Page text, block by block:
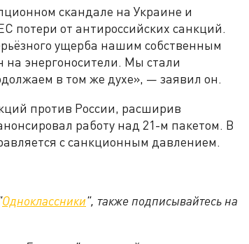
скандале на Украине и
потери от антироссийских санкций.
ущерба нашим собственным
на энергоносители. Мы стали
в том же духе», — заявил он.
против России, расширив
работу над 21-м пакетом. В
с санкционным давлением.
Одноклассники", также подписывайтесь на